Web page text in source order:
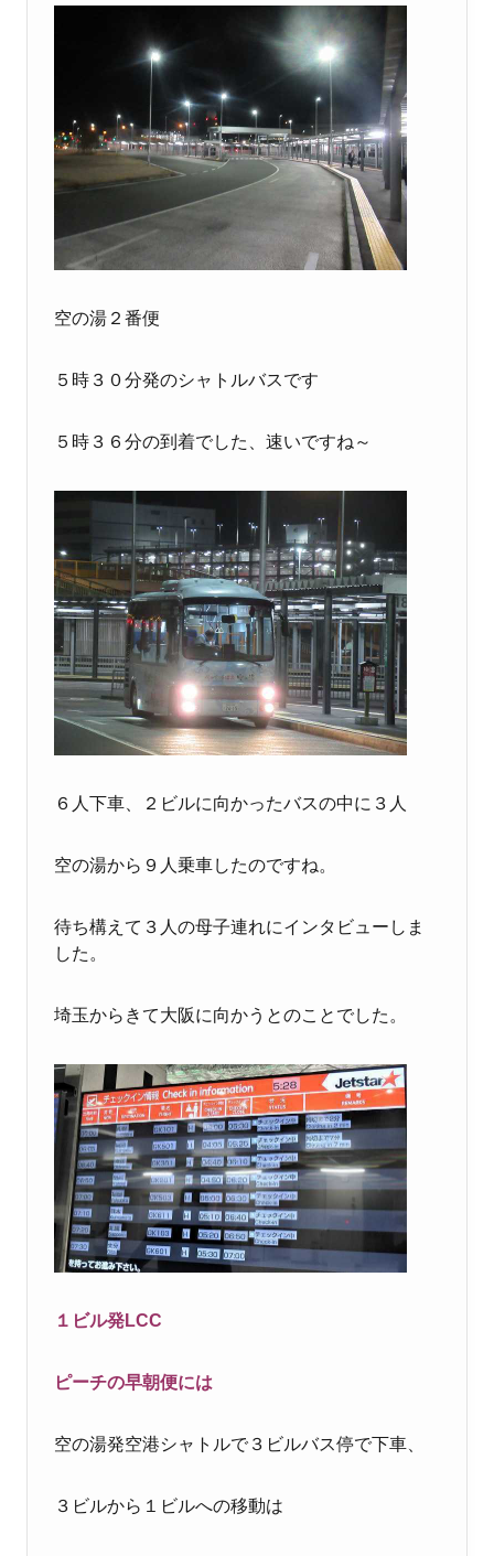
空の湯２番便
５時３０分発のシャトルバスです
５時３６分の到着でした、速いですね～
６人下車、２ビルに向かったバスの中に３人
空の湯から９人乗車したのですね。
待ち構えて３人の母子連れにインタビューしま
した。
埼玉からきて大阪に向かうとのことでした。
１ビル発LCC
ピーチの早朝便には
空の湯発空港シャトルで３ビルバス停で下車、
３ビルから１ビルへの移動は